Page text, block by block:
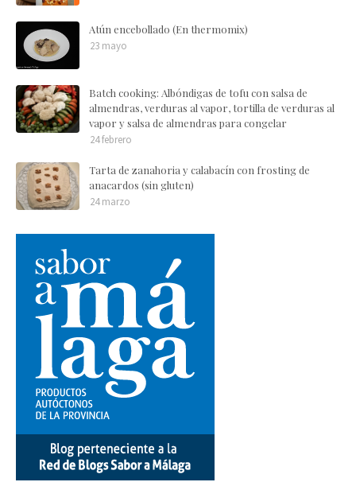
Atún encebollado (En thermomix)
23 mayo
Batch cooking: Albóndigas de tofu con salsa de
almendras, verduras al vapor, tortilla de verduras al
vapor y salsa de almendras para congelar
24 febrero
Tarta de zanahoria y calabacín con frosting de
anacardos (sin gluten)
24 marzo